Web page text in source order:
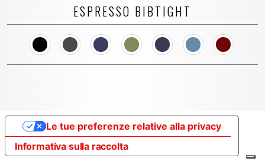
ESPRESSO BIBTIGHT
Informativa sulla raccolta
Le tue preferenze relative alla privacy